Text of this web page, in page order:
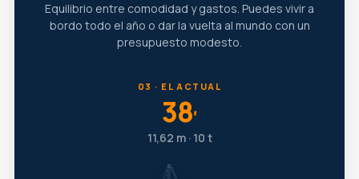
Equilibrio entre comodidad y gastos. Puedes vivir a
bordo todo el año o dar la vuelta al mundo con un
presupuesto modesto.
03 · EL ACTUAL
38′
11,62 m · 10 t